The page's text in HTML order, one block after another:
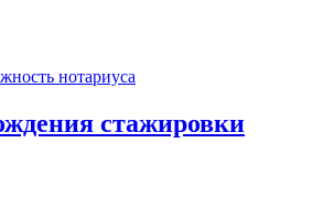
стажировки